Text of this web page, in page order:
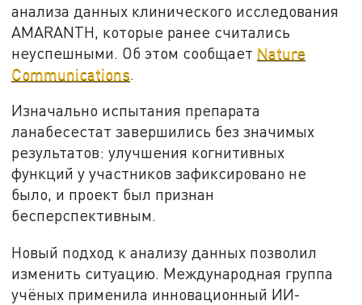
анализа данных клинического исследования
AMARANTH, которые ранее считались
неуспешными. Об этом сообщает Nature
Communications.
Изначально испытания препарата
ланабесестат завершились без значимых
результатов: улучшения когнитивных
функций у участников зафиксировано не
было, и проект был признан
бесперспективным.
Новый подход к анализу данных позволил
изменить ситуацию. Международная группа
учёных применила инновационный ИИ-